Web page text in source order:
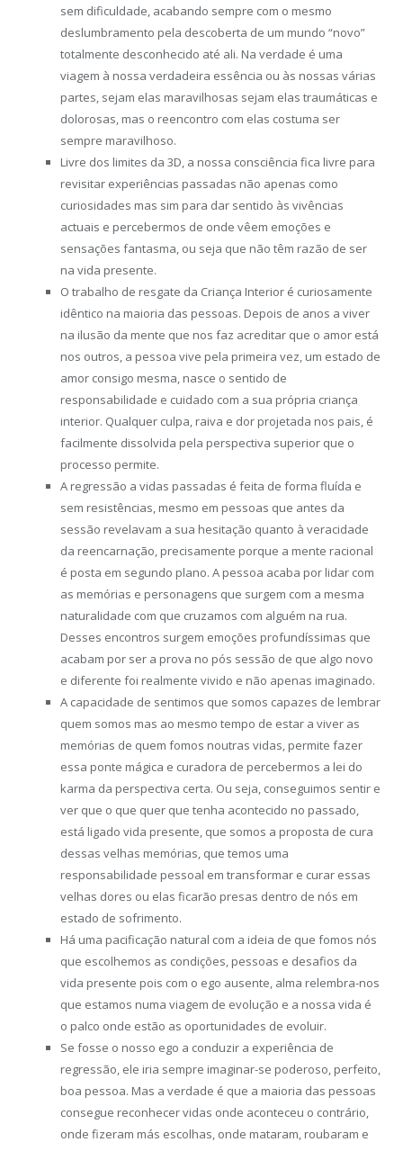
sem dificuldade, acabando sempre com o mesmo
deslumbramento pela descoberta de um mundo “novo”
totalmente desconhecido até ali. Na verdade é uma
viagem à nossa verdadeira essência ou às nossas várias
partes, sejam elas maravilhosas sejam elas traumáticas e
dolorosas, mas o reencontro com elas costuma ser
sempre maravilhoso.
Livre dos limites da 3D, a nossa consciência fica livre para
revisitar experiências passadas não apenas como
curiosidades mas sim para dar sentido às vivências
actuais e percebermos de onde vêem emoções e
sensações fantasma, ou seja que não têm razão de ser
na vida presente.
O trabalho de resgate da Criança Interior é curiosamente
idêntico na maioria das pessoas. Depois de anos a viver
na ilusão da mente que nos faz acreditar que o amor está
nos outros, a pessoa vive pela primeira vez, um estado de
amor consigo mesma, nasce o sentido de
responsabilidade e cuidado com a sua própria criança
interior. Qualquer culpa, raiva e dor projetada nos pais, é
facilmente dissolvida pela perspectiva superior que o
processo permite.
A regressão a vidas passadas é feita de forma fluída e
sem resistências, mesmo em pessoas que antes da
sessão revelavam a sua hesitação quanto à veracidade
da reencarnação, precisamente porque a mente racional
é posta em segundo plano. A pessoa acaba por lidar com
as memórias e personagens que surgem com a mesma
naturalidade com que cruzamos com alguém na rua.
Desses encontros surgem emoções profundíssimas que
acabam por ser a prova no pós sessão de que algo novo
e diferente foi realmente vivido e não apenas imaginado.
A capacidade de sentimos que somos capazes de lembrar
quem somos mas ao mesmo tempo de estar a viver as
memórias de quem fomos noutras vidas, permite fazer
essa ponte mágica e curadora de percebermos a lei do
karma da perspectiva certa. Ou seja, conseguimos sentir e
ver que o que quer que tenha acontecido no passado,
está ligado vida presente, que somos a proposta de cura
dessas velhas memórias, que temos uma
responsabilidade pessoal em transformar e curar essas
velhas dores ou elas ficarão presas dentro de nós em
estado de sofrimento.
Há uma pacificação natural com a ideia de que fomos nós
que escolhemos as condições, pessoas e desafios da
vida presente pois com o ego ausente, alma relembra-nos
que estamos numa viagem de evolução e a nossa vida é
o palco onde estão as oportunidades de evoluir.
Se fosse o nosso ego a conduzir a experiência de
regressão, ele iria sempre imaginar-se poderoso, perfeito,
boa pessoa. Mas a verdade é que a maioria das pessoas
consegue reconhecer vidas onde aconteceu o contrário,
onde fizeram más escolhas, onde mataram, roubaram e